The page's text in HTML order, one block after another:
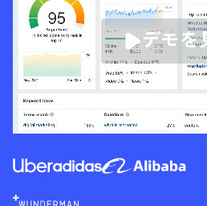
デモを